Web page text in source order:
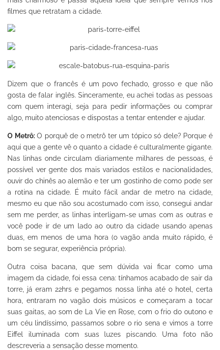
filmes que retratam a cidade.
Dizem que o francês é um povo fechado, grosso e que não
gosta de falar inglês. Sinceramente, eu achei todas as pessoas
com quem interagi, seja para pedir informações ou comprar
algo, muito atenciosas e dispostas a tentar entender e ajudar.
O Metrô:O porquê de o metrô ter um tópico só dele? Porque é
aqui que a gente vê o quanto a cidade é culturalmente gigante.
Nas linhas onde circulam diariamente milhares de pessoas, é
possível ver gente dos mais variados estilos e nacionalidades,
ouvir do chinês ao alemão e ter um gostinho de como pode ser
a rotina na cidade. É muito fácil andar de metro na cidade,
mesmo eu que não sou acostumado com isso, consegui andar
sem me perder, as linhas interligam-se umas com as outras e
você pode ir de um lado ao outro da cidade usando apenas
duas, em menos de uma hora (o vagão anda muito rápido, é
bom se segurar, experiência própria).
Outra coisa bacana, que sem dúvida vai ficar como uma
imagem da cidade, foi essa cena: tínhamos acabado de sair da
torre, já eram 22hrs e pegamos nossa linha até o hotel, certa
hora, entraram no vagão dois músicos e começaram a tocar
suas gaitas, ao som de La Vie en Rose, com o frio do outono e
um céu lindíssimo, passamos sobre o rio sena e vimos a torre
Eiffel iluminada com suas luzes piscando. Uma foto não
descreveria a sensação desse momento.